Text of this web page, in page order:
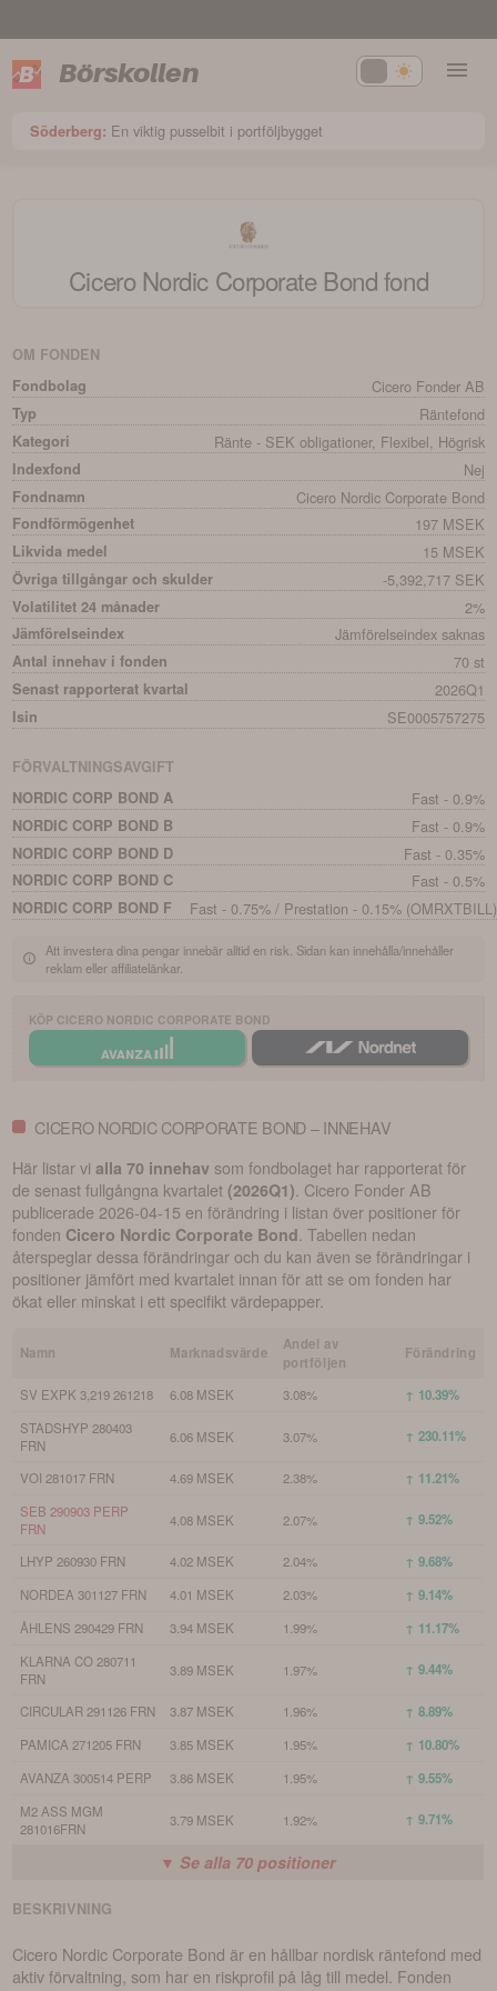
Börskollen
Söderberg: En viktig pusselbit i portföljbygget
Cicero Nordic Corporate Bondfond
OM FONDEN
Fondbolag
Cicero Fonder AB
Typ Räntefond
Kategori Ränte - SEK obligationer, Flexibel, Högrisk
Indexfond Nej
Fondnamn Cicero Nordic Corporate Bond
Fondförmögenhet 197 MSEK
Likvida medel 15 MSEK
Övriga tillgångar och skulder -5,392,717 SEK
Volatilitet 24 månader 2%
Jämförelseindex Jämförelseindex saknas
Antal innehav i fonden 70 st
Senast rapporterat kvartal 2026Q1
Isin SE0005757275
FÖRVALTNINGSAVGIFT
NORDIC CORP BOND A
Fast - 0.9%
NORDIC CORP BOND B Fast - 0.9%
NORDIC CORP BOND D Fast - 0.35%
NORDIC CORP BOND C Fast - 0.5%
NORDIC CORP BOND F Fast - 0.75% / Prestation - 0.15% (OMRXTBILL)
Att investera dina pengar innebär alltid en risk. Sidan kan innehålla/innehåller
reklam eller affiliatelänkar.
KÖP CICERO NORDIC CORPORATE BOND
CICERO NORDIC CORPORATE BOND – INNEHAV
Här listar vialla 70 innehav som fondbolaget har rapporterat för
de senast fullgångna kvartalet (2026Q1) Cicero Fonder AB
publicerade 2026-04-15 en förändring i listan över positioner för
fonden Cicero Nordic Corporate Bond . Tabellen nedan
återspeglar dessa förändringar och du kan även se förändringar i
positioner jämfört med kvartalet innan för att se om fonden har
ökat eller minskat i ett specifikt värdepapper.
Namn Marknadsvärde
Andel av
portföljen
Förändring
SV EXPK 3,219 261218 6.08 MSEK 3.08% ↑ 10.39%
STADSHYP 280403
FRN
6.06 MSEK 3.07% ↑ 230.11%
VOI 281017 FRN 4.69 MSEK 2.38% ↑ 11.21%
SEB 290903 PERP
FRN
4.08 MSEK 2.07% ↑ 9.52%
LHYP 260930 FRN 4.02 MSEK 2.04% ↑ 9.68%
NORDEA 301127 FRN 4.01 MSEK 2.03% ↑ 9.14%
ÅHLENS 290429 FRN 3.94 MSEK 1.99% ↑ 11.17%
KLARNA CO 280711
FRN
3.89 MSEK 1.97% ↑ 9.44%
CIRCULAR 291126 FRN 3.87 MSEK 1.96% ↑ 8.89%
PAMICA 271205 FRN 3.85 MSEK 1.95% ↑ 10.80%
AVANZA 300514 PERP 3.86 MSEK 1.95% ↑ 9.55%
M2 ASS MGM
281016FRN
3.79 MSEK 1.92% ↑ 9.71%
▼ Se alla 70 positioner
BESKRIVNING
Cicero Nordic Corporate Bond är en hållbar nordisk räntefond med
aktiv förvaltning, som har en riskprofil på låg till medel. Fonden